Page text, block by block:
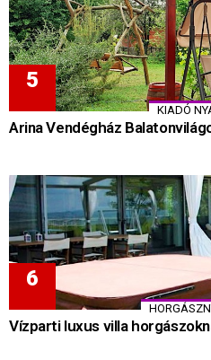
KIADÓ
Arina Vendégház
Vízparti luxus villa